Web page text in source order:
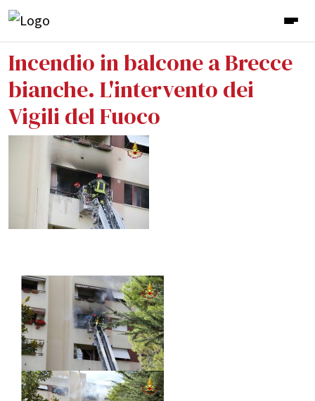
Incendio in balcone a Brecce
bianche. L'intervento dei
Vigili del Fuoco